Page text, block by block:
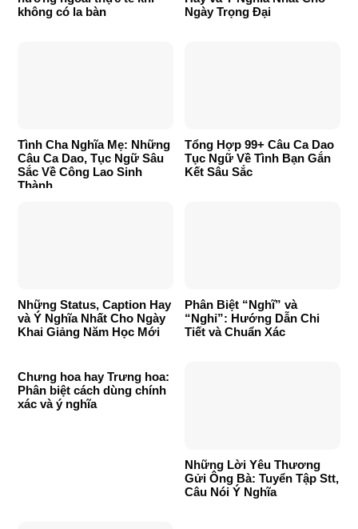
không có la bàn
Ngày Trọng Đại
Tình Cha Nghĩa Mẹ: Những
Câu Ca Dao, Tục Ngữ Sâu
Sắc Về Công Lao Sinh
Thành
Tổng Hợp 99+ Câu Ca Dao
Tục Ngữ Về Tình Bạn Gắn
Kết Sâu Sắc
Những Status, Caption Hay
và Ý Nghĩa Nhất Cho Ngày
Khai Giảng Năm Học Mới
Phân Biệt “Nghĩ” và
“Nghỉ”: Hướng Dẫn Chi
Tiết và Chuẩn Xác
Chưng hoa hay Trưng hoa:
Phân biệt cách dùng chính
xác và ý nghĩa
Những Lời Yêu Thương
Gửi Ông Bà: Tuyển Tập Stt,
Câu Nói Ý Nghĩa